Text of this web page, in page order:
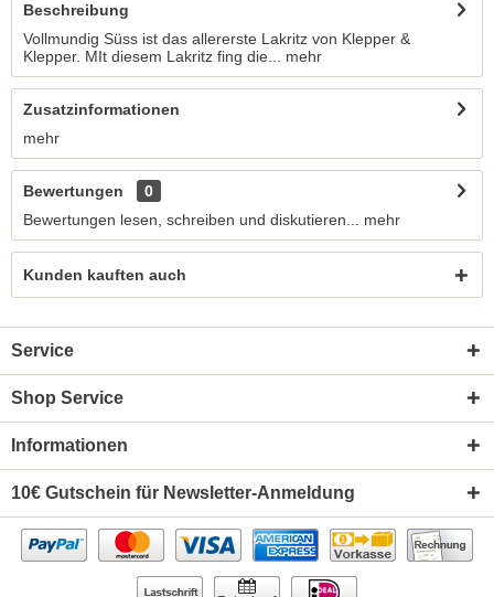
Beschreibung
Vollmundig Süss ist das allererste Lakritz von Klepper &
Klepper. MIt diesem Lakritz fing die...
mehr
Zusatzinformationen
mehr
Bewertungen
0
Bewertungen lesen, schreiben und diskutieren...
mehr
Kunden kauften auch
Service
Shop Service
Informationen
10€ Gutschein für Newsletter-Anmeldung